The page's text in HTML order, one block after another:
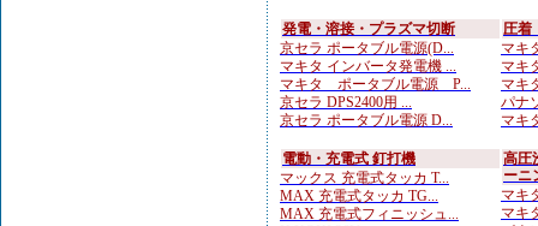
発電・溶接・プラズマ切断
京セラ ポータブル電源(D...
マキタ インバータ発電機 ...
マキタ ポータブル電源 P...
京セラ DPS2400用 ...
京セラ ポータブル電源 D...
圧着
マキ
マキ
マキ
パナ
マキ
電動・充電式 釘打機
マックス 充電式タッカ T...
MAX 充電式タッカ TG...
MAX 充電式フィニッシュ...
高圧
ーニ
マキ
マキ